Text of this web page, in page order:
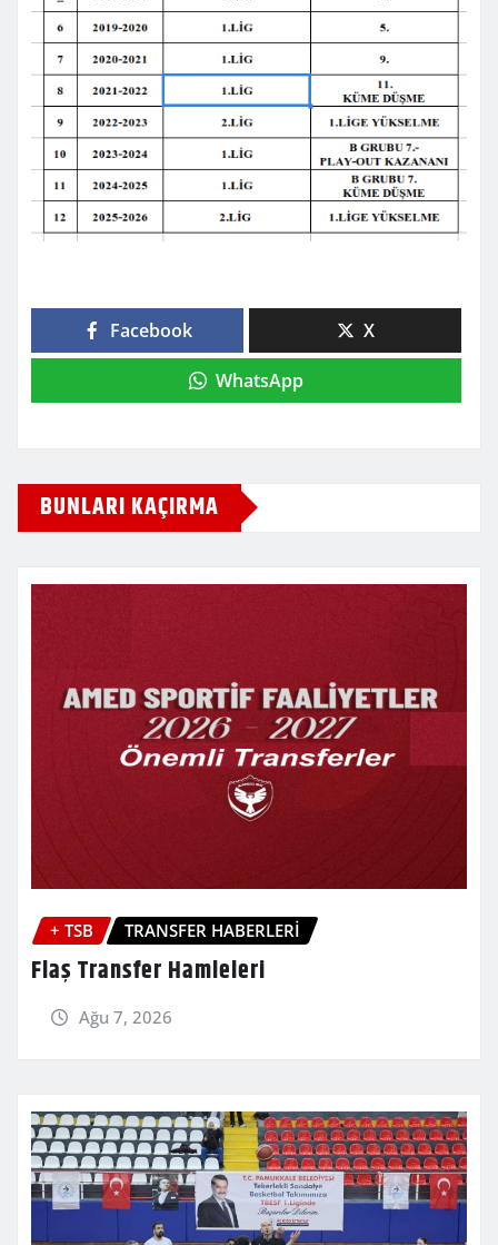
Facebook X
WhatsApp
BUNLARI KAÇIRMA
+ TSB TRANSFER HABERLERİ
Flaş Transfer Hamleleri
Ağu 7, 2026